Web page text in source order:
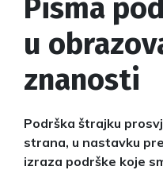
Pisma
u
znanosti
Podrška štrajku
strana, u nastavku
izraza podrške koje